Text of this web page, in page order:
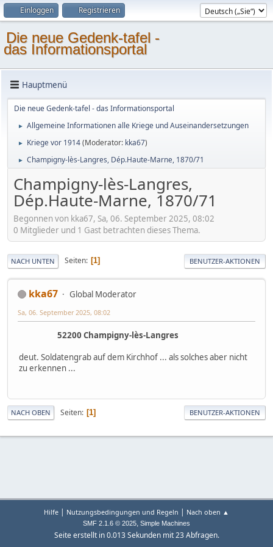
Einloggen Registrieren
Die neue Gedenk-tafel -
das Informationsportal
Hauptmenü
Die neue Gedenk-tafel - das Informationsportal
► Allgemeine Informationen alle Kriege und Auseinandersetzungen
► Kriege vor 1914(Moderator: kka67)
► Champigny-lès-Langres, Dép.Haute-Marne, 1870/71
Champigny-lès-Langres,
Dép.Haute-Marne, 1870/71
Begonnen von kka67, Sa, 06. September 2025, 08:02
0 Mitglieder und 1 Gast betrachten dieses Thema.
NACH UNTEN Seiten 1 BENUTZER-AKTIONEN
kka67 Global Moderator
Sa, 06. September 2025, 08:02
52200 Champigny-lès-Langres
deut. Soldatengrab auf dem Kirchhof ... als solches aber nicht
zu erkennen ...
NACH OBEN Seiten 1 BENUTZER-AKTIONEN
Hilfe | Nutzungsbedingungen und Regeln | Nach oben ▲
SMF 2.1.6 © 2025, Simple Machines
Seite erstellt in 0.013 Sekunden mit 23 Abfragen.